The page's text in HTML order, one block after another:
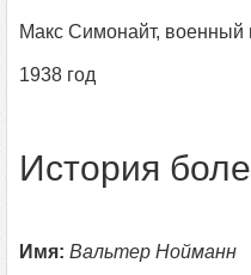
Макс Симонайт, военный
1938 год
История
Имя: Вальтер Нойманн